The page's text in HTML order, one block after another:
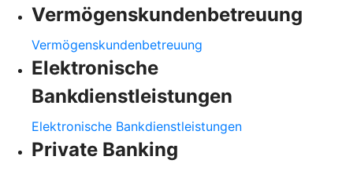
Vermögenskundenbetreuung
Vermögenskundenbetreuung
Elektronische
Bankdienstleistungen
Elektronische Bankdienstleistungen
Private Banking